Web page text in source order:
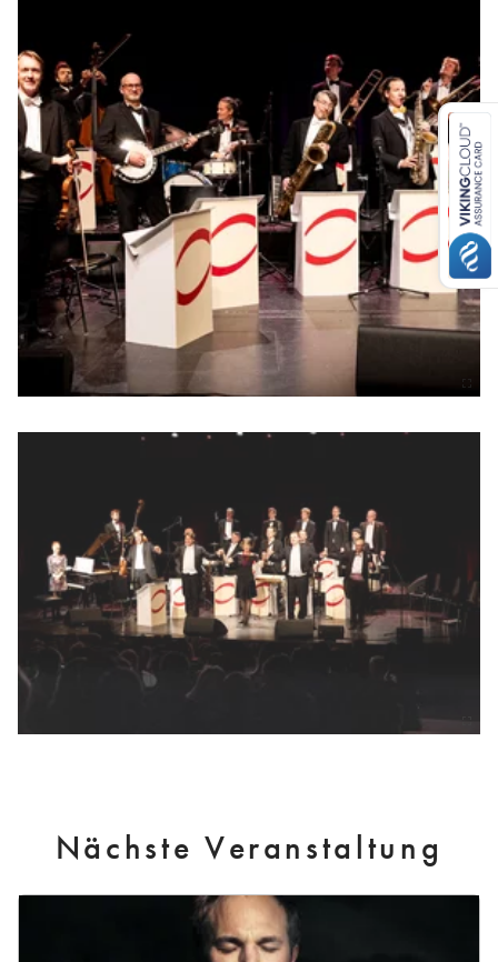
Nächste Veranstaltung